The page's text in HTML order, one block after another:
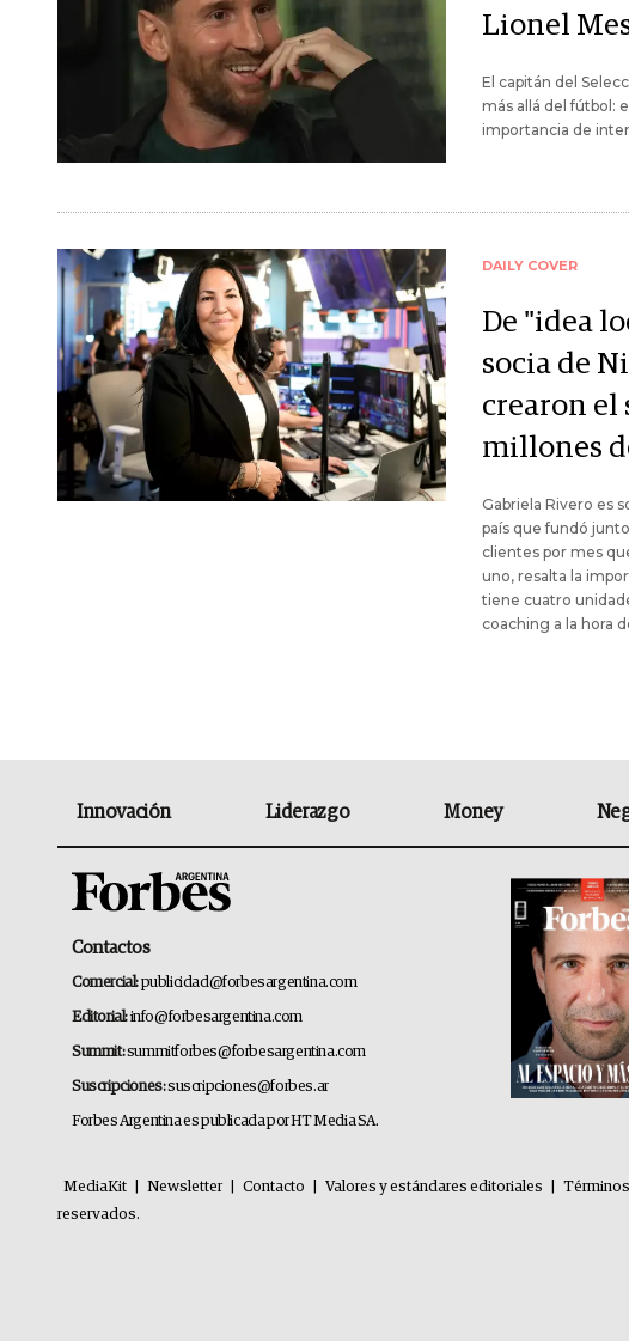
Lionel
El capitán del
más allá del fútbol:
importancia de
DAILY COVER
De "idea
socia de
crearon el
millones
Gabriela Rivero es
país que fundó
clientes por mes
uno, resalta la
tiene cuatro
coaching a la hora
Innovación Liderazgo Money
Contactos
Comercial:publicidad@forbesargentina.com
Editorial:info@forbesargentina.com
Summit:summitforbes@forbesargentina.com
Suscripciones:suscripciones@forbes.ar
Forbes Argentina es publicada por HT Media SA.
MediaKit Newsletter Contacto Valores y estándares editoriales
reservados.